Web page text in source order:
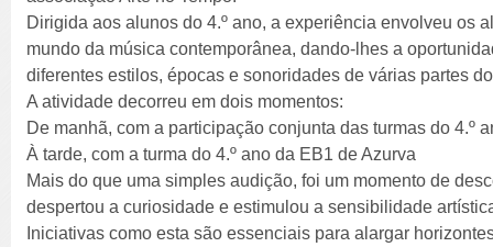
Dirigida aos alunos do 4.º ano, a experiência envolveu os
mundo da música contemporânea, dando-lhes a
diferentes estilos, épocas e sonoridades de várias partes
A atividade decorreu em dois momentos:
De manhã, com a participação conjunta das turmas do 4.º
À tarde, com a turma do 4.º ano da EB1 de Azurva
Mais do que uma simples audição, foi um momento de
despertou a curiosidade e estimulou a sensibilidade
Iniciativas como esta são essenciais para alargar